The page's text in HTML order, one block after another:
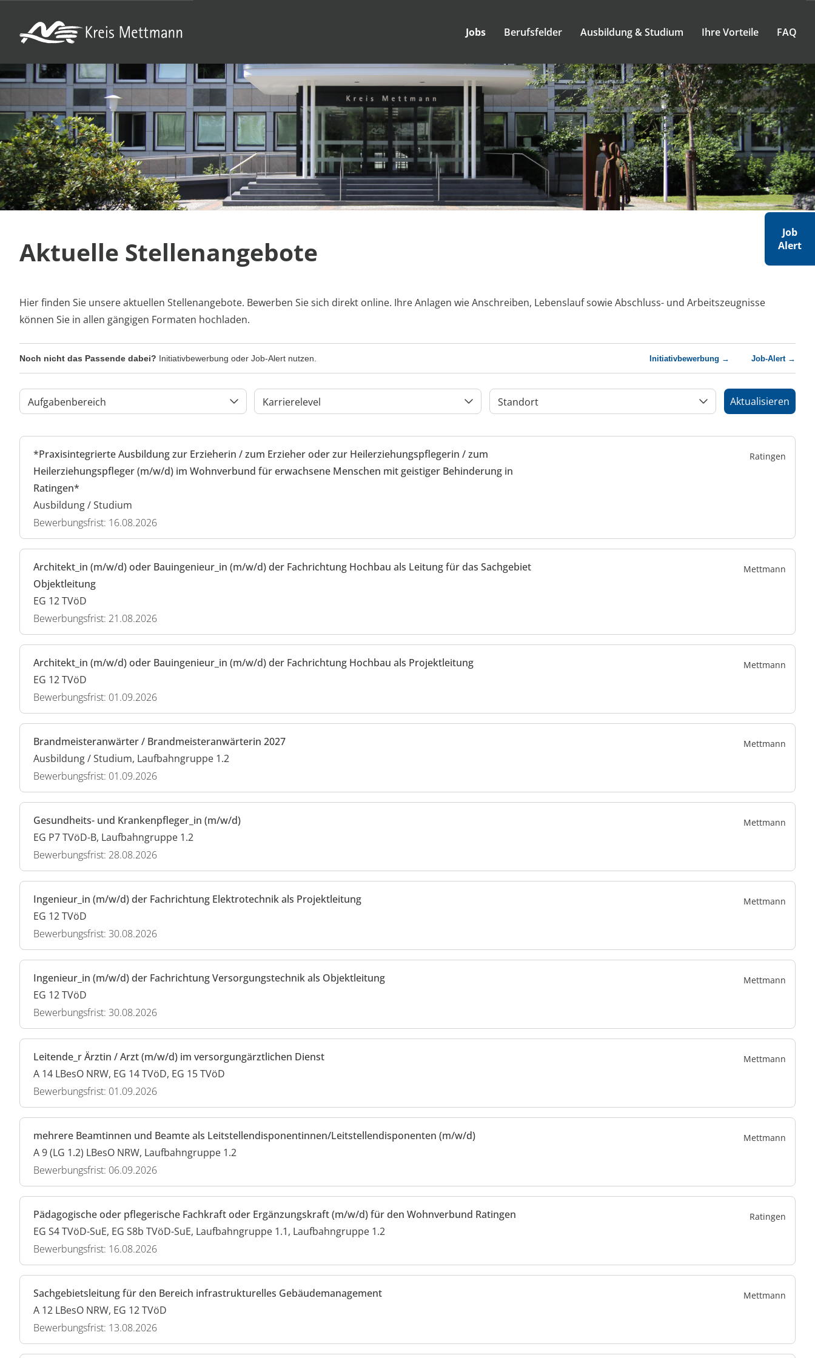
Jobs Berufsfelder Ausbildung & Studium Ihre Vorteile FAQ
Aktuelle Stellenangebote
Hier finden Sie unsere aktuellen Stellenangebote. Bewerben Sie sich direkt online. Ihre Anlagen wie Anschreiben, Lebenslauf sowie Abschluss- und Arbeitszeugnisse
können Sie in allen gängigen Formaten hochladen.
Noch nicht das Passende dabei? Initiativbewerbung oder Job-Alert nutzen. Initiativbewerbung → Job-Alert →
Aufgabenbereich Karrierelevel Standort Aktualisieren
*Praxisintegrierte Ausbildung zur Erzieherin / zum Erzieher oder zur Heilerziehungspflegerin / zum
Heilerziehungspfleger (m/w/d) im Wohnverbund für erwachsene Menschen mit geistiger Behinderung in
Ratingen*
Ausbildung / Studium
Bewerbungsfrist: 16.08.2026
Ratingen
Architekt_in (m/w/d) oder Bauingenieur_in (m/w/d) der Fachrichtung Hochbau als Leitung für das Sachgebiet
Objektleitung
EG 12 TVöD
Bewerbungsfrist: 21.08.2026
Mettmann
Architekt_in (m/w/d) oder Bauingenieur_in (m/w/d) der Fachrichtung Hochbau als Projektleitung
EG 12 TVöD
Bewerbungsfrist: 01.09.2026
Mettmann
Brandmeisteranwärter / Brandmeisteranwärterin 2027
Ausbildung / Studium, Laufbahngruppe 1.2
Bewerbungsfrist: 01.09.2026
Mettmann
Gesundheits- und Krankenpfleger_in (m/w/d)
EG P7 TVöD-B, Laufbahngruppe 1.2
Bewerbungsfrist: 28.08.2026
Mettmann
Ingenieur_in (m/w/d) der Fachrichtung Elektrotechnik als Projektleitung
EG 12 TVöD
Bewerbungsfrist: 30.08.2026
Mettmann
Ingenieur_in (m/w/d) der Fachrichtung Versorgungstechnik als Objektleitung
EG 12 TVöD
Bewerbungsfrist: 30.08.2026
Mettmann
Leitende_r Ärztin / Arzt (m/w/d) im versorgungärztlichen Dienst
A 14 LBesO NRW, EG 14 TVöD, EG 15 TVöD
Bewerbungsfrist: 01.09.2026
Mettmann
mehrere Beamtinnen und Beamte als Leitstellendisponentinnen/Leitstellendisponenten (m/w/d)
A 9 (LG 1.2) LBesO NRW, Laufbahngruppe 1.2
Bewerbungsfrist: 06.09.2026
Mettmann
Pädagogische oder pflegerische Fachkraft oder Ergänzungskraft (m/w/d) für den Wohnverbund Ratingen
EG S4 TVöD-SuE, EG S8b TVöD-SuE, Laufbahngruppe 1.1, Laufbahngruppe 1.2
Bewerbungsfrist: 16.08.2026
Ratingen
Sachgebietsleitung für den Bereich infrastrukturelles Gebäudemanagement
A 12 LBesO NRW, EG 12 TVöD
Bewerbungsfrist: 13.08.2026
Mettmann
Job
Alert